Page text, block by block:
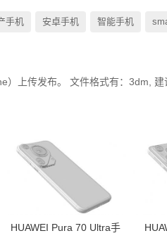
手机 安卓手机 智能手机
上传发布。 文件格式有：3dm,
HUAWEI Pura 70 Ultra手